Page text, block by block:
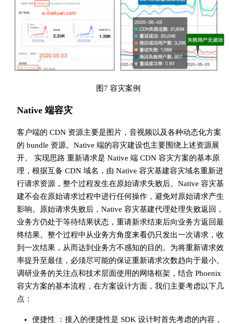
图7 容灾案例
Native 端容灾
客户端的 CDN 资源主要是图片，音视频以及各种动态化方案
的 bundle 资源。Native 端的容灾建设也主要围绕上述资源展
开。 实现思路 重新请求是 Native 端 CDN 容灾方案的基本原
理，根据互备 CDN 域名，由 Native 容灾基建容灾域名重新进
行请求资源，整个过程发生在原始请求失败后。Native 容灾基
建不会在原始请求过程中进行任何操作，避免对原始请求产生
影响。原始请求失败后，Native 容灾基建代理处理失败返回，
业务方仍处于等待结果状态，重请新求结束后向业务方返回最
终结果。整个过程中从业务方角度来看仍只发出一次请求，收
到一次结果，从而达到业务方不感知的目的。为将重新请求效
率提升至最佳，必须尽可能的保证重新请求次数趋向于最小。
调研业务的关注点和技术层面使用的网络框架，结合 Phoenix
容灾方案的基本流程，在方案设计方面，我们主要考虑以下几
点：
便捷性 ：接入的便捷性是 SDK 设计时首先考虑的内容，